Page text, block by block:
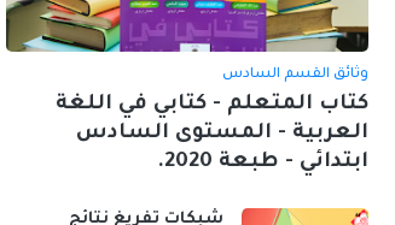
وثائق القسم السادس
كتاب المتعلم - كتابي في اللغة
العربية - المستوى السادس
ابتدائي - طبعة 2020.
شبكات تفريغ نتائج